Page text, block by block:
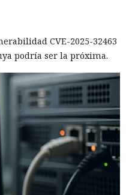
CVE-2025-32463
podría ser la próxima.